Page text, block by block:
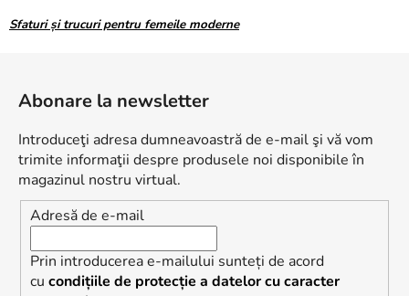
Sfaturi și trucuri pentru femeile moderne
Abonare la newsletter
Introduceţi adresa dumneavoastră de e-mail şi vă vom
trimite informaţii despre produsele noi disponibile în
magazinul nostru virtual.
Adresă de e-mail
Prin introducerea e-mailului sunteți de acord
cu condițiile de protecție a datelor cu caracter